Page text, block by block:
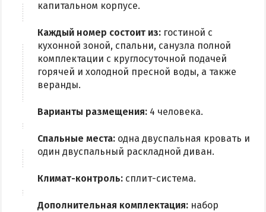
капитальном корпусе.
Каждый номер состоит из: гостиной с
кухонной зоной, спальни, санузла полной
комплектации с круглосуточной подачей
горячей и холодной пресной воды, а также
веранды.
Варианты размещения: 4 человека.
Спальные места: одна двуспальная кровать и
один двуспальный раскладной диван.
Климат-контроль: сплит-система.
Дополнительная комплектация: набор